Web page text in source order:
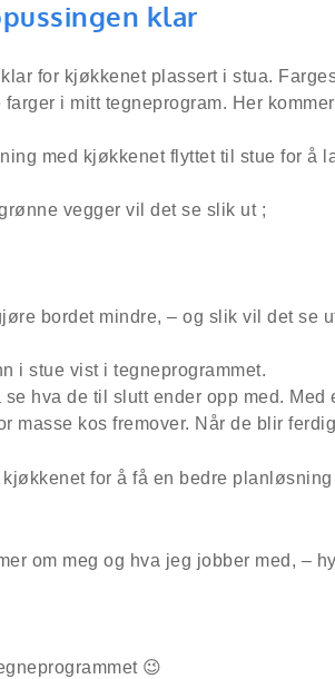
klar
for kjøkkenet plassert i stua.
i mitt tegneprogram. Her
vegger vil det se slik ut ;
bordet mindre, – og slik vil det se
hva de til slutt ender opp med.
masse kos fremover. Når de blir
for å få en bedre
om meg og hva jeg jobber med, –
😉